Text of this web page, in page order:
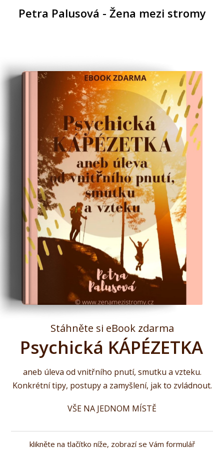
Petra Palusová - Žena mezi stromy
Stáhněte si eBook zdarma
Psychická KÁPÉZETKA
aneb úleva od vnitřního pnutí, smutku a vzteku.
Konkrétní tipy, postupy a zamyšlení, jak to zvládnout.
VŠE NA JEDNOM MÍSTĚ
klikněte na tlačítko níže, zobrazí se Vám formulář